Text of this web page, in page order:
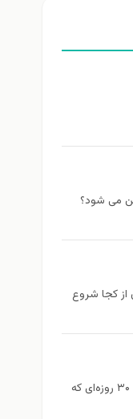
می شود؟
كجا شروع
تمرین در خانه بدون تجهیزات: برنامه ۳۰ روزه‌ای که